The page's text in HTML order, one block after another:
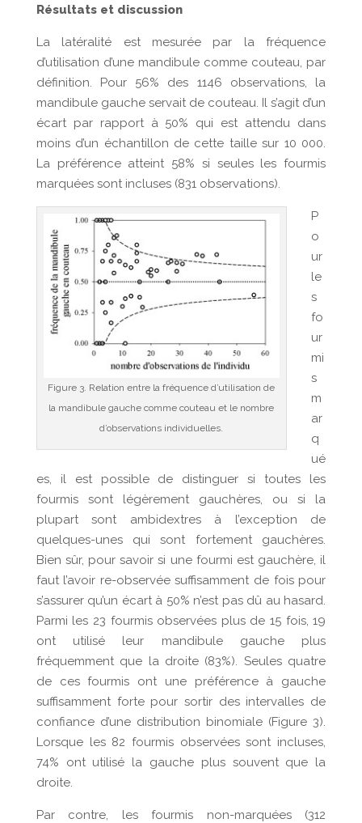
Résultats et discussion
La latéralité est mesurée par la fréquence
d’utilisation d’une mandibule comme couteau, par
définition. Pour 56% des 1146 observations, la
mandibule gauche servait de couteau. Il s’agit d’un
écart par rapport à 50% qui est attendu dans
moins d’un échantillon de cette taille sur 10 000.
La préférence atteint 58% si seules les fourmis
marquées sont incluses (831 observations).
Figure 3. Relation entre la fréquence d’utilisation de
la mandibule gauche comme couteau et le nombre
d’observations individuelles.
P
o
ur
le
s
fo
ur
mi
s
m
ar
q
ué
es, il est possible de distinguer si toutes les
fourmis sont légèrement gauchères, ou si la
plupart sont ambidextres à l’exception de
quelques-unes qui sont fortement gauchères.
Bien sûr, pour savoir si une fourmi est gauchère, il
faut l’avoir re-observée suffisamment de fois pour
s’assurer qu’un écart à 50% n’est pas dû au hasard.
Parmi les 23 fourmis observées plus de 15 fois, 19
ont utilisé leur mandibule gauche plus
fréquemment que la droite (83%). Seules quatre
de ces fourmis ont une préférence à gauche
suffisamment forte pour sortir des intervalles de
confiance d’une distribution binomiale (Figure 3).
Lorsque les 82 fourmis observées sont incluses,
74% ont utilisé la gauche plus souvent que la
droite.
Par contre, les fourmis non-marquées (312